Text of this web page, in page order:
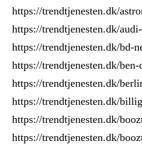
https://trendtjenesten.dk/
https://trendtjenesten.dk/
https://trendtjenesten.dk/bd-
https://trendtjenesten.dk/
https://trendtjenesten.dk/
https://trendtjenesten.dk/
https://trendtjenesten.dk/
https://trendtjenesten.dk/